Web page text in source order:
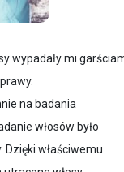
wypadały mi
na badania
włosów było
właściwemu